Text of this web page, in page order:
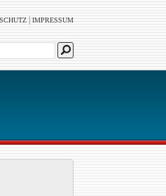
|IMPRESSUM